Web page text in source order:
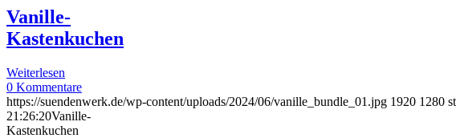
Vanille-
Kastenkuchen
Weiterlesen
0 Kommentare
https://suendenwerk.de/wp-content/uploads/2024/06/vanille_bundle_01.jpg 1920 1280
21:26:20Vanille-
Kastenkuchen